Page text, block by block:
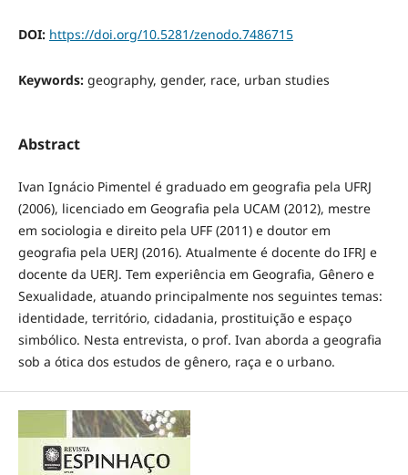
DOI: https://doi.org/10.5281/zenodo.7486715
Keywords: geography, gender, race, urban studies
Abstract
Ivan Ignácio Pimentel é graduado em geografia pela UFRJ
(2006), licenciado em Geografia pela UCAM (2012), mestre
em sociologia e direito pela UFF (2011) e doutor em
geografia pela UERJ (2016). Atualmente é docente do IFRJ e
docente da UERJ. Tem experiência em Geografia, Gênero e
Sexualidade, atuando principalmente nos seguintes temas:
identidade, território, cidadania, prostituição e espaço
simbólico. Nesta entrevista, o prof. Ivan aborda a geografia
sob a ótica dos estudos de gênero, raça e o urbano.